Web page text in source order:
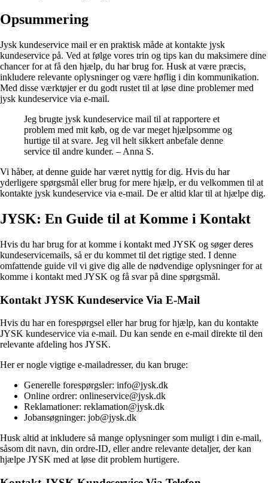
Opsummering
Jysk kundeservice mail er en praktisk måde at kontakte jysk
kundeservice på. Ved at følge vores trin og tips kan du maksimere dine
chancer for at få den hjælp, du har brug for. Husk at være præcis,
inkludere relevante oplysninger og være høflig i din kommunikation.
Med disse værktøjer er du godt rustet til at løse dine problemer med
jysk kundeservice via e-mail.
Jeg brugte jysk kundeservice mail til at rapportere et
problem med mit køb, og de var meget hjælpsomme og
hurtige til at svare. Jeg vil helt sikkert anbefale denne
service til andre kunder. – Anna S.
Vi håber, at denne guide har været nyttig for dig. Hvis du har
yderligere spørgsmål eller brug for mere hjælp, er du velkommen til at
kontakte jysk kundeservice via e-mail. De er altid klar til at hjælpe dig.
JYSK: En Guide til at Komme i Kontakt
Hvis du har brug for at komme i kontakt med JYSK og søger deres
kundeservicemails, så er du kommet til det rigtige sted. I denne
omfattende guide vil vi give dig alle de nødvendige oplysninger for at
komme i kontakt med JYSK og få svar på dine spørgsmål.
Kontakt JYSK Kundeservice Via E-Mail
Hvis du har en forespørgsel eller har brug for hjælp, kan du kontakte
JYSK kundeservice via e-mail. Du kan sende en e-mail direkte til den
relevante afdeling hos JYSK.
Her er nogle vigtige e-mailadresser, du kan bruge:
Generelle forespørgsler: info@jysk.dk
Online ordrer: onlineservice@jysk.dk
Reklamationer: reklamation@jysk.dk
Jobansøgninger: job@jysk.dk
Husk altid at inkludere så mange oplysninger som muligt i din e-mail,
såsom dit navn, din ordre-ID, eller andre relevante detaljer, der kan
hjælpe JYSK med at løse dit problem hurtigere.